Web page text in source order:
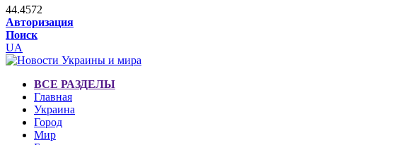
44.4572
Авторизация
Поиск
UA
ВСЕ РАЗДЕЛЫ
Главная
Украина
Город
Мир